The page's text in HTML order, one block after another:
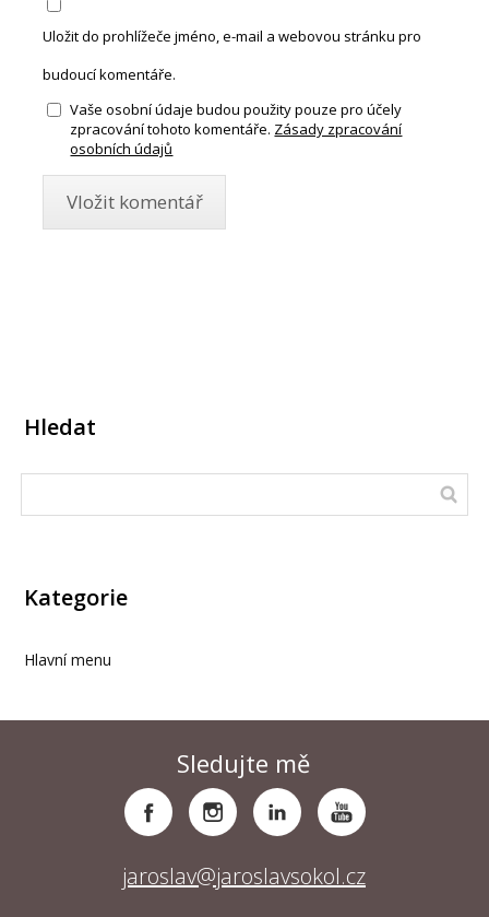
Uložit do prohlížeče jméno, e-mail a webovou stránku pro
budoucí komentáře.
Vaše osobní údaje budou použity pouze pro účely
zpracování tohoto komentáře. Zásady zpracování
osobních údajů
Hledat
Kategorie
Hlavní menu
Sledujte mě
jaroslav@jaroslavsokol.cz